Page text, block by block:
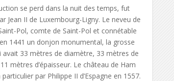
se perd dans la nuit des temps, fut
Jean II de Luxembourg-Ligny. Le neveu de
Pol, comte de Saint-Pol et connétable
1441 un donjon monumental, la grosse
33 mètres de diamètre, 33 mètres de
mètres d’épaisseur. Le château de Ham
par Philippe II d’Espagne en 1557.